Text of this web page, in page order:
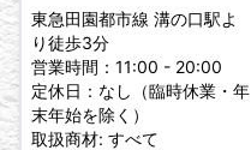
東急田園都市線 溝の口駅よ
り徒歩3分
営業時間：11:00 - 20:00
定休日：なし（臨時休業・年
末年始を除く）
取扱商材: すべて